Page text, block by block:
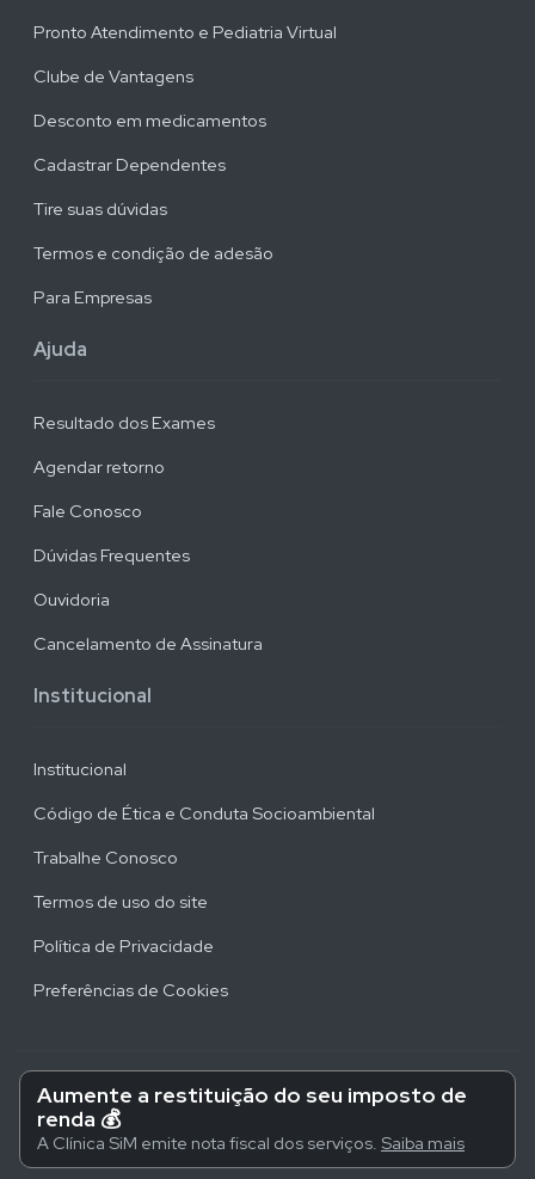
Pronto Atendimento e Pediatria Virtual
Clube de Vantagens
Desconto em medicamentos
Cadastrar Dependentes
Tire suas dúvidas
Termos e condição de adesão
Para Empresas
Ajuda
Resultado dos Exames
Agendar retorno
Fale Conosco
Dúvidas Frequentes
Ouvidoria
Cancelamento de Assinatura
Institucional
Institucional
Código de Ética e Conduta Socioambiental
Trabalhe Conosco
Termos de uso do site
Política de Privacidade
Preferências de Cookies
Aumente a restituição do seu imposto de
renda 💰
A Clínica SiM emite nota fiscal dos serviços. Saiba mais